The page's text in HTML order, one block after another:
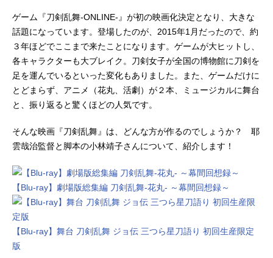
ゲーム『刀剣乱舞-ONLINE-』が初の映画化決定となり、大きな
話題になっています。登場したのが、2015年1月だったので、約
３年ほどでここまで来たことになります。ゲームが大ヒットし、
各キャラクターも大ブレイク。刀剣女子が全国の博物館に刀剣を
足を運んでいるといった変化もありました。また、ゲームだけに
とどまらず、アニメ（花丸、活劇）が２本、ミュージカルに舞台
と、振り返ると驚くほどの人気です。
そんな映画『刀剣乱舞』は、どんな方が作るのでしょうか？ 耶
雲哉治監督と脚本の小林靖子さんについて、紹介します！
【Blu-ray】劇場版総集編 刀剣乱舞-花丸- ～幕間回想録～
【Blu-ray】舞台 刀剣乱舞 ジョ伝 三つら星刀語り 初回生産限定
版